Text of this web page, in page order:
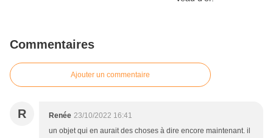
Commentaires
Ajouter un commentaire
R Renée 23/10/2022 16:41
un objet qui en aurait des choses à dire encore maintenant. il